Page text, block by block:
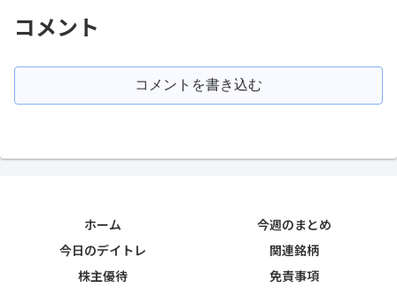
コメント
コメントを書き込む
ホーム
今週のまとめ
今日のデイトレ
関連銘柄
株主優待
免責事項